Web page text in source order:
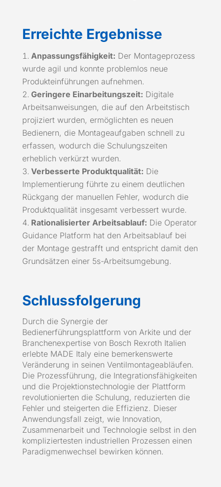
Erreichte Ergebnisse
Anpassungsfähigkeit: Der Montageprozess
wurde agil und konnte problemlos neue
Produkteinführungen aufnehmen.
Geringere Einarbeitungszeit: Digitale
Arbeitsanweisungen, die auf den Arbeitstisch
projiziert wurden, ermöglichten es neuen
Bedienern, die Montageaufgaben schnell zu
erfassen, wodurch die Schulungszeiten
erheblich verkürzt wurden.
Verbesserte Produktqualität: Die
Implementierung führte zu einem deutlichen
Rückgang der manuellen Fehler, wodurch die
Produktqualität insgesamt verbessert wurde.
Rationalisierter Arbeitsablauf: Die Operator
Guidance Platform hat den Arbeitsablauf bei
der Montage gestrafft und entspricht damit den
Grundsätzen einer 5s-Arbeitsumgebung.
Schlussfolgerung
Durch die Synergie der
Bedienerführungsplattform von Arkite und der
Branchenexpertise von Bosch Rexroth Italien
erlebte MADE Italy eine bemerkenswerte
Veränderung in seinen Ventilmontageabläufen.
Die Prozessführung, die Integrationsfähigkeiten
und die Projektionstechnologie der Plattform
revolutionierten die Schulung, reduzierten die
Fehler und steigerten die Effizienz. Dieser
Anwendungsfall zeigt, wie Innovation,
Zusammenarbeit und Technologie selbst in den
kompliziertesten industriellen Prozessen einen
Paradigmenwechsel bewirken können.